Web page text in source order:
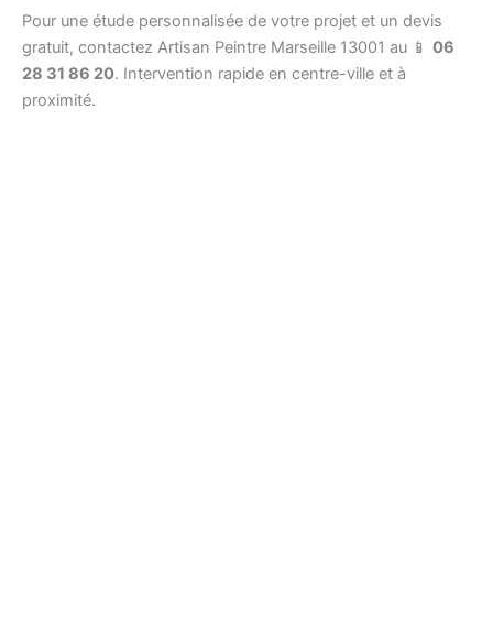
Pour une étude personnalisée de votre projet et un devis
gratuit, contactez Artisan Peintre Marseille 13001 au 📱 06
28 31 86 20. Intervention rapide en centre-ville et à
proximité.